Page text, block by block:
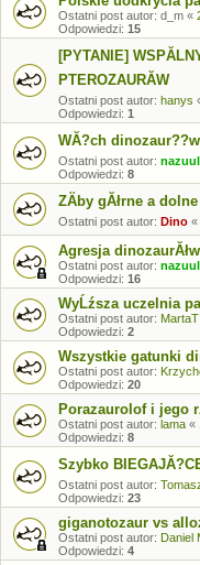
Ostatni post autor: d_m «
Odpowiedzi: 15
[PYTANIE]
PTEROZAURĂW
Ostatni post autor: hanys
Odpowiedzi: 1
WĂ?ch
Ostatni post autor: nazuul
Odpowiedzi: 8
ZÄby gĂłrne a dolne
Ostatni post autor: Dino «
Agresja dinozaurĂłw
Ostatni post autor: nazuul
Odpowiedzi: 16
WyĹźsza uczelnia
Ostatni post autor: MartaT
Odpowiedzi: 2
Wszystkie gatunki
Ostatni post autor:
Odpowiedzi: 20
Porazaurolof i jego
Ostatni post autor: lama «
Odpowiedzi: 8
Szybko
Ostatni post autor:
Odpowiedzi: 23
giganotozaur vs
Ostatni post autor: Daniel
Odpowiedzi: 4